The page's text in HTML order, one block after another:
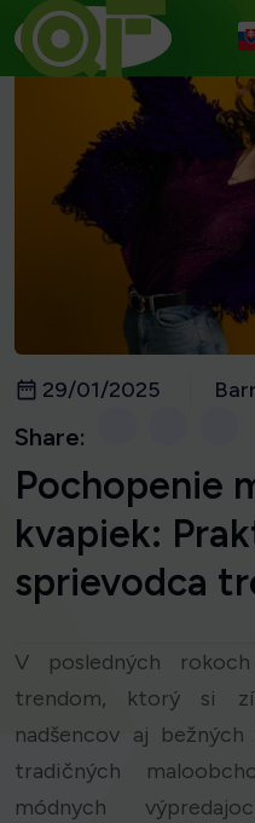
29/01/2025
Share:
Pochopenie
kvapiek:
sprievodca
V posledných
trendom, ktorý si
nadšencov aj
tradičných
módnych